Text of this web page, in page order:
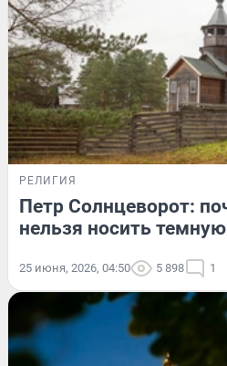
РЕЛИГИЯ
Петр Солнцеворот:
нельзя носить
25 июня, 2026, 04:50 5 898 1